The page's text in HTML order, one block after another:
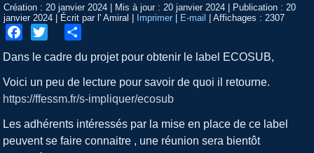
Création : 20 janvier 2024 | Mis à jour : 20 janvier 2024 | Publication : 20
janvier 2024 | Écrit par l' Amiral | Imprimer | E-mail |Affichages : 2307
Dans le cadre du projet pour obtenir le label ECOSUB,
Voici un peu de lecture pour savoir de quoi il retourne.
https://ffessm.fr/s-impliquer/ecosub
Les adhérents intéressés par la mise en place de ce label
peuvent se faire connaitre , une réunion sera bientôt